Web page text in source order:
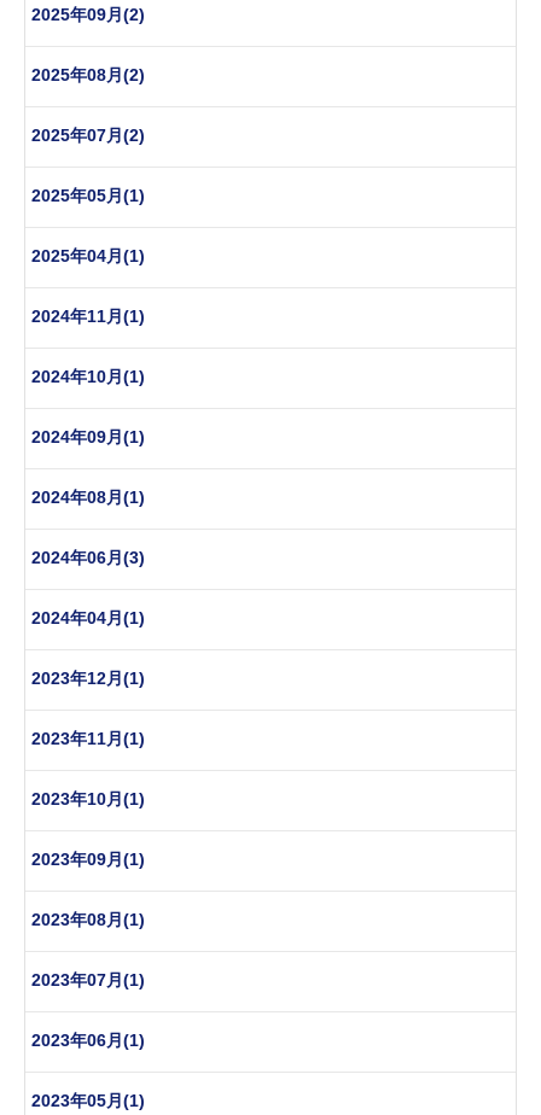
2025年09月(2)
2025年08月(2)
2025年07月(2)
2025年05月(1)
2025年04月(1)
2024年11月(1)
2024年10月(1)
2024年09月(1)
2024年08月(1)
2024年06月(3)
2024年04月(1)
2023年12月(1)
2023年11月(1)
2023年10月(1)
2023年09月(1)
2023年08月(1)
2023年07月(1)
2023年06月(1)
2023年05月(1)